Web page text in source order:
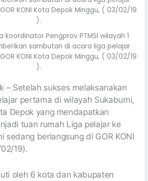
koordinator Pengprov PTMSI wilayah 1
sambutan di acara liga pelajar
KONI Kota Depok Minggu, ( 03/02/19
).
– Setelah sukses melaksanakan
pertama di wilayah Sukabumi,
Depok yang mendapatkan
tuan rumah Liga pelajar ke
sedang berlangsung di GOR KONI
19).
oleh 6 kota dan kabupaten